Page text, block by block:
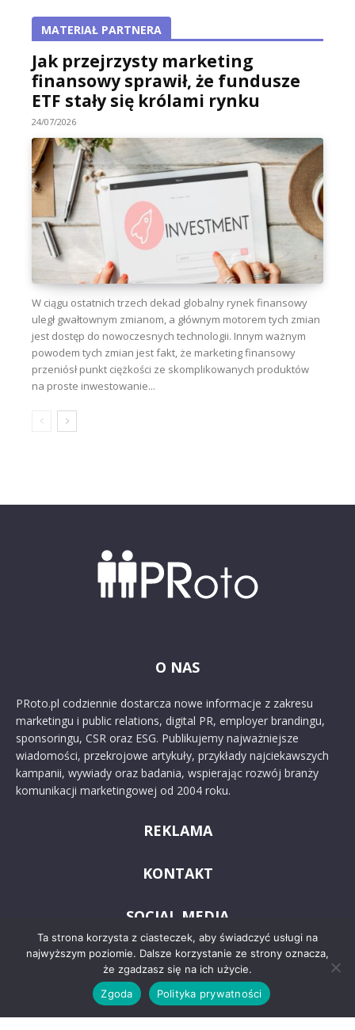
MATERIAŁ PARTNERA
Jak przejrzysty marketing
finansowy sprawił, że fundusze
ETF stały się królami rynku
24/07/2026
W ciągu ostatnich trzech dekad globalny rynek finansowy
uległ gwałtownym zmianom, a głównym motorem tych zmian
jest dostęp do nowoczesnych technologii. Innym ważnym
powodem tych zmian jest fakt, że marketing finansowy
przeniósł punkt ciężkości ze skomplikowanych produktów
na proste inwestowanie...
O NAS
PRoto.pl codziennie dostarcza nowe informacje z zakresu
marketingu i public relations, digital PR, employer brandingu,
sponsoringu, CSR oraz ESG. Publikujemy najważniejsze
wiadomości, przekrojowe artykuły, przykłady najciekawszych
kampanii, wywiady oraz badania, wspierając rozwój branży
komunikacji marketingowej od 2004 roku.
REKLAMA
KONTAKT
SOCIAL MEDIA
Ta strona korzysta z ciasteczek, aby świadczyć usługi na
najwyższym poziomie. Dalsze korzystanie ze strony oznacza,
że zgadzasz się na ich użycie.
Zgoda
Polityka prywatności